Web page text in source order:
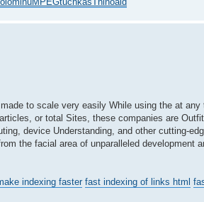
to scale very easily While using the at
or total Sites, these companies are
device Understanding, and other cutting-
the facial area of unparalleled development
indexing faster fast indexing of links html